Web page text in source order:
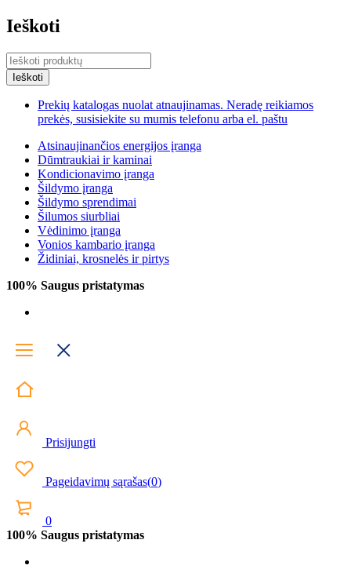
Ieškoti
Prekių katalogas nuolat atnaujinamas. Neradę reikiamos
prekės, susisiekite su mumis telefonu arba el. paštu
Atsinaujinančios energijos įranga
Dūmtraukiai ir kaminai
Kondicionavimo įranga
Šildymo įranga
Šildymo sprendimai
Šilumos siurbliai
Vėdinimo įranga
Vonios kambario įranga
Židiniai, krosnelės ir pirtys
100% Saugus pristatymas
Prisijungti
Pageidavimų sąrašas(0)
0
100% Saugus pristatymas